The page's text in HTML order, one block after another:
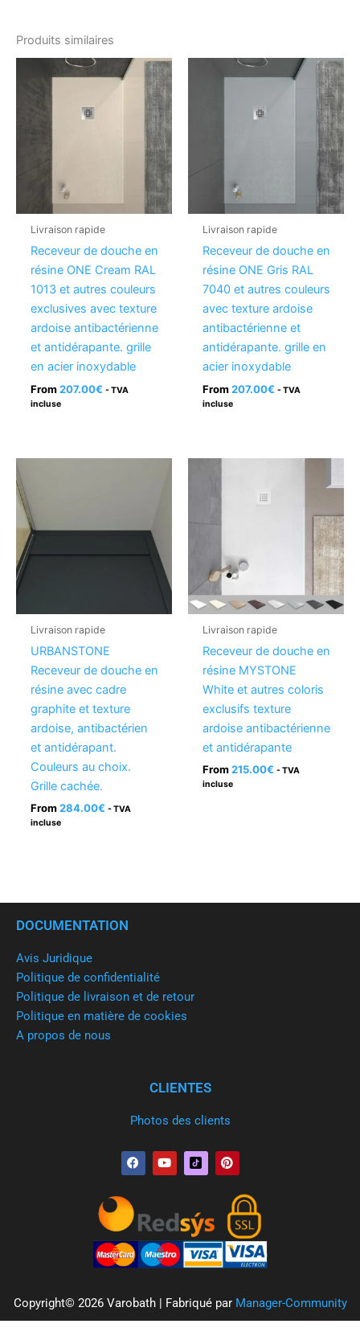
Produits similaires
Livraison rapide
Receveur de douche en
résine ONE Cream RAL
1013 et autres couleurs
exclusives avec texture
ardoise antibactérienne
et antidérapante. grille
en acier inoxydable
From 207.00€ - TVA
incluse
Livraison rapide
Receveur de douche en
résine ONE Gris RAL
7040 et autres couleurs
avec texture ardoise
antibactérienne et
antidérapante. grille en
acier inoxydable
From 207.00€ - TVA
incluse
Livraison rapide
URBANSTONE
Receveur de douche en
résine avec cadre
graphite et texture
ardoise, antibactérien
et antidérapant.
Couleurs au choix.
Grille cachée.
From 284.00€ - TVA
incluse
Livraison rapide
Receveur de douche en
résine MYSTONE
White et autres coloris
exclusifs texture
ardoise antibactérienne
et antidérapante
From 215.00€ - TVA
incluse
DOCUMENTATION
Avis Juridique
Politique de confidentialité
Politique de livraison et de retour
Politique en matière de cookies
A propos de nous
CLIENTES
Photos des clients
F
a
c
b
o
o
k
Y
o
u
b
e
P
i
n
e
r
e
s
t
Copyright© 2026 Varobath | Fabriqué par Manager-Community